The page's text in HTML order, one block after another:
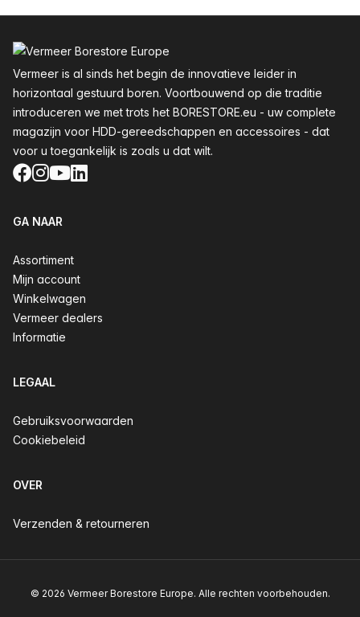
Vermeer is al sinds het begin de innovatieve leider in
horizontaal gestuurd boren. Voortbouwend op die traditie
introduceren we met trots het BORESTORE.eu - uw complete
magazijn voor HDD-gereedschappen en accessoires - dat
voor u toegankelijk is zoals u dat wilt.
Facebook
Instagram
YouTube
LinkedIn
GA NAAR
Assortiment
Mijn account
Winkelwagen
Vermeer dealers
Informatie
LEGAAL
Gebruiksvoorwaarden
Cookiebeleid
OVER
Verzenden & retourneren
© 2026 Vermeer Borestore Europe. Alle rechten voorbehouden.